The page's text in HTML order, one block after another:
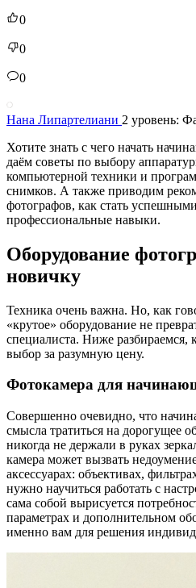
0
0
0
Нана Липартелиани 2 уровень:
Хотите знать с чего начать
даём советы по выбору
компьютерной техники и
снимков. А также приводим
фотографов, как стать
профессиональные навыки.
Оборудование
новичку
Техника очень важна. Но, как
«крутое» оборудование не
специалиста. Ниже разбираемся,
выбор за разумную цену.
Фотокамера для
Совершенно очевидно, что
смысла тратиться на дорогущее
никогда не держали в руках
камера может вызвать
аксессуарах: объективах,
нужно научиться работать с
сама собой вырисуется
параметрах и дополнительном
именно вам для решения